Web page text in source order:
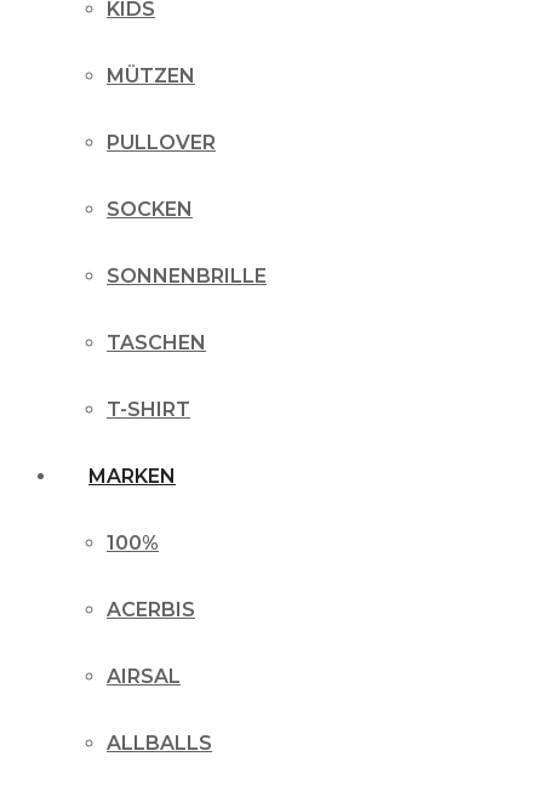
KIDS
MÜTZEN
PULLOVER
SOCKEN
SONNENBRILLE
TASCHEN
T-SHIRT
MARKEN
100%
ACERBIS
AIRSAL
ALLBALLS